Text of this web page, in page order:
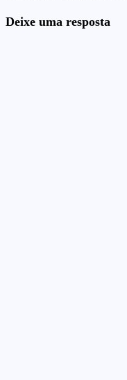
Deixe uma resposta